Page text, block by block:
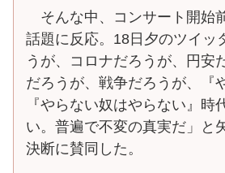
そんな中、コンサート開始
話題に反応。18日夕のツイッ
うが、コロナだろうが、円安
だろうが、戦争だろうが、『
『やらない奴はやらない』時
い。普遍で不変の真実だ」と
決断に賛同した。